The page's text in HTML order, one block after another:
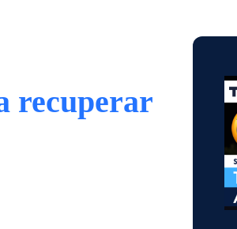
recuperar